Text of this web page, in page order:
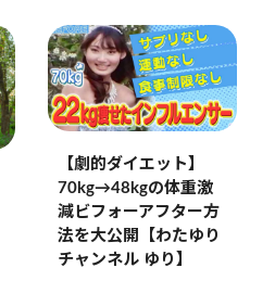
【劇的ダイエット】
70kg→48kgの体重激
減ビフォーアフター方
法を大公開【わたゆり
チャンネル ゆり】